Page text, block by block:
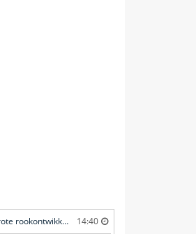
Brand in duinen zorgt voor grote rookontwikkeling in Wassenaar 14:40